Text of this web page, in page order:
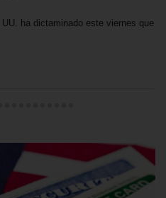
ha dictaminado este viernes que